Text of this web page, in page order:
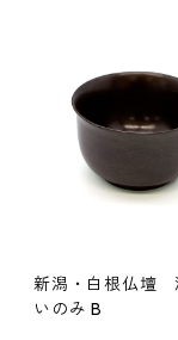
新潟・白根仏壇
いのみ B